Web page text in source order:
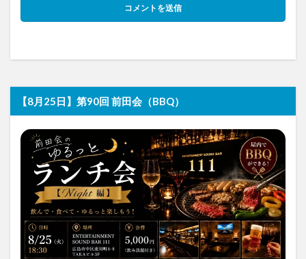
【8月25日】第90回 前田会（BBQ）